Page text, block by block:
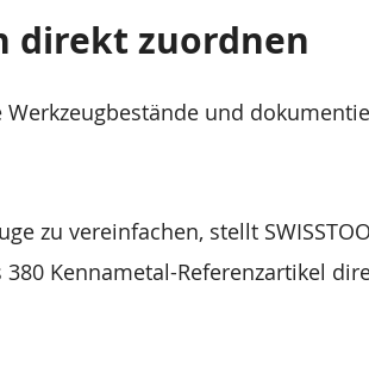
direkt zuordnen
und
zu vereinfachen, stellt
Kennametal-Referenzartikel